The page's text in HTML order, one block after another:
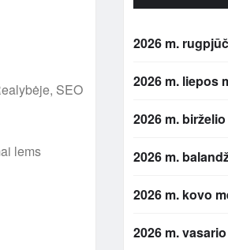
SEO
lems
2026 m.
2026 m. liepos
2026 m.
2026 m.
2026 m. kovo
2026 m.